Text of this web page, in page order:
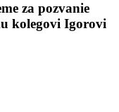
za pozvanie
kolegovi Igorovi